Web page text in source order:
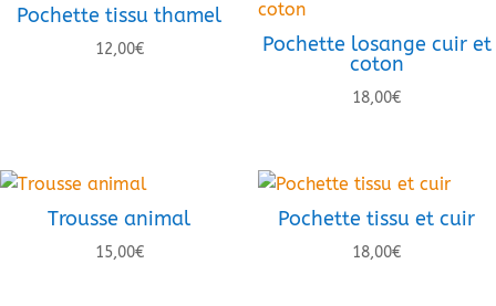
Pochette tissu thamel
12,00€
Pochette losange cuir et
coton
18,00€
Trousse animal
15,00€
Pochette tissu et cuir
18,00€